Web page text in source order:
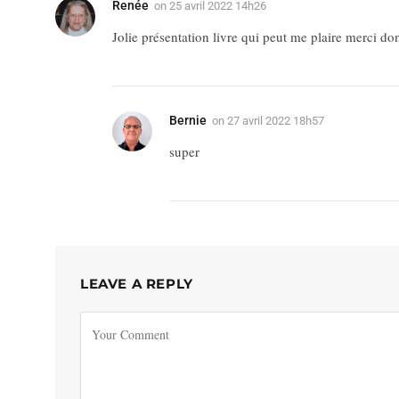
Renée on 25 avril 2022 14h26
Jolie présentation livre qui peut me plaire merci
Bernie on 27 avril 2022 18h57
super
LEAVE A REPLY